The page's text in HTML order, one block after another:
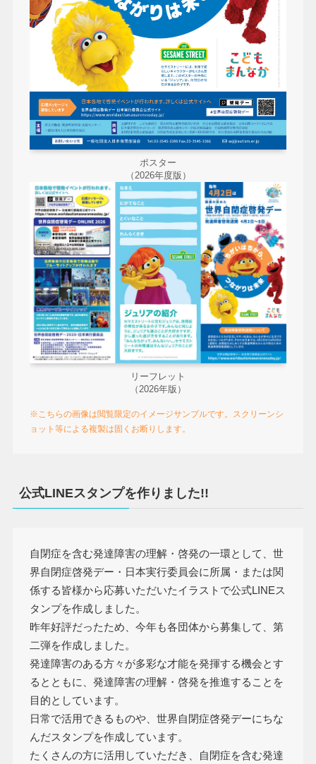
ポスター
（2026年度版）
リーフレット
（2026年版）
※こちらの画像は閲覧限定のイメージサンプルです。スクリーンシ
ョット等による複製は固くお断りします。
公式LINEスタンプを作りました!!
自閉症を含む発達障害の理解・啓発の一環として、世
界自閉症啓発デー・日本実行委員会に所属・または関
係する皆様から応募いただいたイラストで公式LINEス
タンプを作成しました。
昨年好評だったため、今年も各団体から募集して、第
二弾を作成しました。
発達障害のある方々が多彩な才能を発揮する機会とす
るとともに、発達障害の理解・啓発を推進することを
目的としています。
日常で活用できるものや、世界自閉症啓発デーにちな
んだスタンプを作成しています。
たくさんの方に活用していただき、自閉症を含む発達